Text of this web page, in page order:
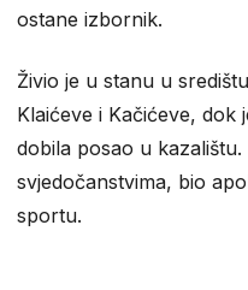
ostane izbornik.
Živio je u stanu u
Klaićeve i Kačićeve, dok
dobila posao u
svjedočanstvima, bio
sportu.